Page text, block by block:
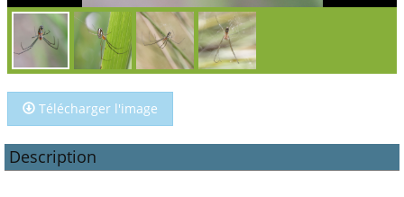
Télécharger l'image
Description